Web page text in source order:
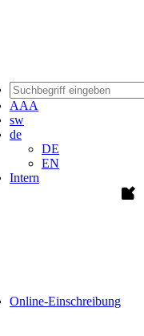
AAA
sw
de
DE
EN
Intern
Online-Einschreibung